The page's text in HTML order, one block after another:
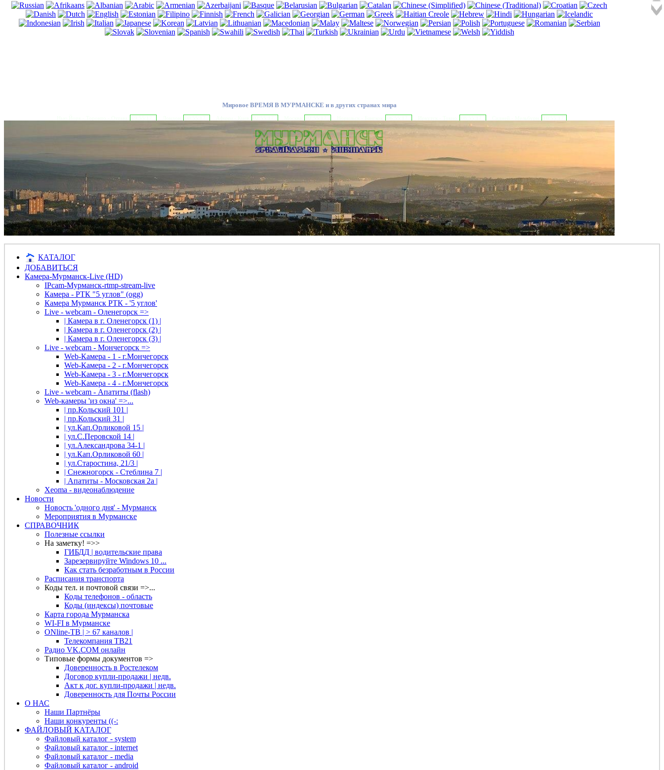
Мировое ВРЕМЯ В МУРМАНСКЕ и в других странах мира
КАТАЛОГ
ДОБАВИТЬСЯ
Камера-Мурманск-Live (HD)
IPcam-Мурманск-rtmp-stream-live
Камера - РТК "5 углов" (ogg)
Камера Мурманск РТК - '5 углов'
Live - webcam - Оленегорск =>
| Камера в г. Оленегорск (1) |
| Камера в г. Оленегорск (2) |
| Камера в г. Оленегорск (3) |
Live - webcam - Мончегорск =>
Web-Камера - 1 - г.Мончегорск
Web-Камера - 2 - г.Мончегорск
Web-Камера - 3 - г.Мончегорск
Web-Камера - 4 - г.Мончегорск
Live - webcam - Апатиты (flash)
Web-камеры 'из окна' =>...
| пр.Кольский 101 |
| пр.Кольский 31 |
| ул.Кап.Орликовой 15 |
| ул.С.Перовской 14 |
| ул.Александрова 34-1 |
| ул.Кап.Орликовой 60 |
| ул.Старостина, 21/3 |
| Снежногорск - Стеблина 7 |
| Апатиты - Московская 2а |
Xeoma - видеонаблюдение
Новости
Новость 'одного дня' - Мурманск
Мероприятия в Мурманске
СПРАВОЧНИК
Полезные ссылки
На заметку! =>>
ГИБДД | водительские права
Зарезервируйте Windows 10 ...
Как стать безработным в России
Расписания транспорта
Коды тел. и почтовой связи =>...
Коды телефонов - область
Коды (индексы) почтовые
Карта города Мурманска
WI-FI в Мурманске
ONline-ТВ | > 67 каналов |
Телекомпания ТВ21
Радио VK.COM онлайн
Типовые формы документов =>
Доверенность в Ростелеком
Договор купли-продажи | недв.
Акт к дог. купли-продажи | недв.
Доверенность для Почты России
О НАС
Наши Партнёры
Наши конкуренты ((-:
ФАЙЛОВЫЙ КАТАЛОГ
Файловый каталог - system
Файловый каталог - internet
Файловый каталог - media
Файловый каталог - android